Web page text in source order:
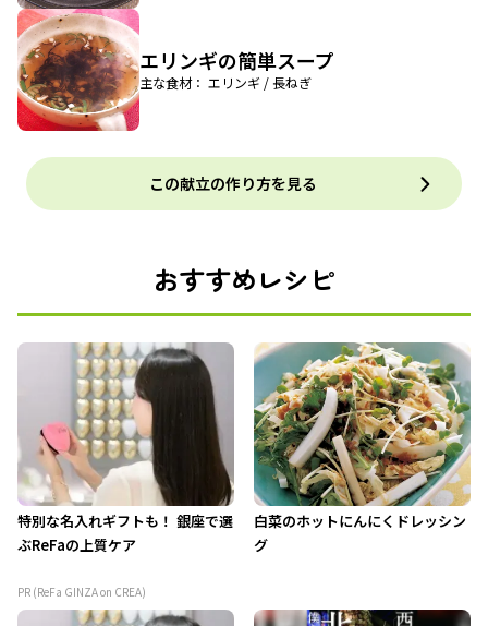
エリンギの簡単スープ
主な食材： エリンギ / 長ねぎ
この献立の作り方を見る
おすすめレシピ
特別な名入れギフトも！ 銀座で選
ぶReFaの上質ケア
PR (ReFa GINZA on CREA)
白菜のホットにんにくドレッシン
グ